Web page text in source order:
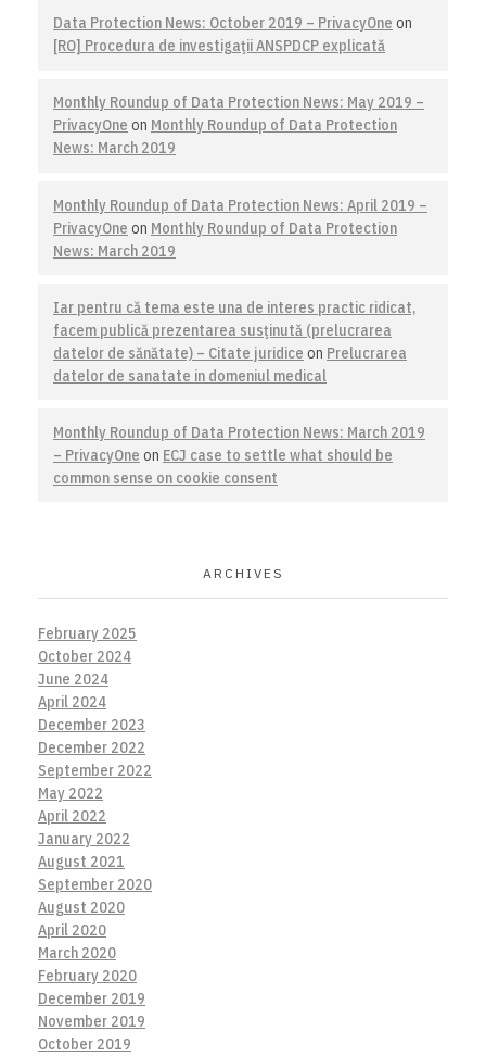
Data Protection News: October 2019 – PrivacyOne on
[RO] Procedura de investigaţii ANSPDCP explicată
Monthly Roundup of Data Protection News: May 2019 –
PrivacyOne on Monthly Roundup of Data Protection
News: March 2019
Monthly Roundup of Data Protection News: April 2019 –
PrivacyOne on Monthly Roundup of Data Protection
News: March 2019
Iar pentru că tema este una de interes practic ridicat,
facem publică prezentarea susţinută (prelucrarea
datelor de sănătate) – Citate juridice on Prelucrarea
datelor de sanatate in domeniul medical
Monthly Roundup of Data Protection News: March 2019
– PrivacyOne on ECJ case to settle what should be
common sense on cookie consent
ARCHIVES
February 2025
October 2024
June 2024
April 2024
December 2023
December 2022
September 2022
May 2022
April 2022
January 2022
August 2021
September 2020
August 2020
April 2020
March 2020
February 2020
December 2019
November 2019
October 2019